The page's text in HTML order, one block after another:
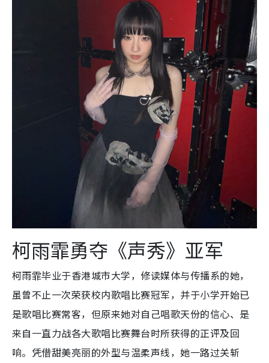
柯雨霏勇夺《声秀》亚军
柯雨霏毕业于香港城市大学，修读媒体与传播系的她，
虽曾不止一次荣获校内歌唱比赛冠军，并于小学开始已
是歌唱比赛常客，但原来她对自己唱歌天份的信心、是
来自一直力战各大歌唱比赛舞台时所获得的正评及回
响。凭借甜美亮丽的外型与温柔声线，她一路过关斩